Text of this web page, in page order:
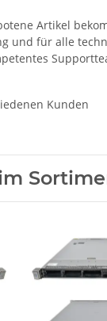
Artikel
und für alle
Kunden